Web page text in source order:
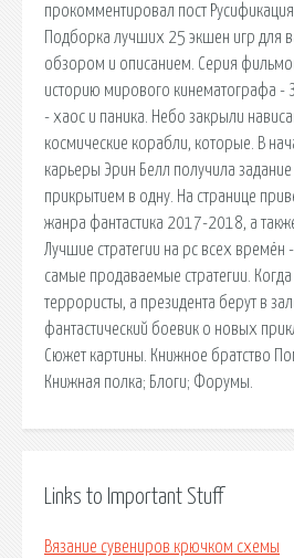
прокомментировал пост
Подборка лучших 25 экшен игр для
обзором и описанием. Серия
историю мирового кинематографа -
- хаос и паника. Небо закрыли
космические корабли, которые. В
карьеры Эрин Белл получила
прикрытием в одну. На странице
жанра фантастика 2017-2018, а
Лучшие стратегии на pc всех времён
самые продаваемые стратегии.
террористы, а президента берут в
фантастический боевик о новых
Сюжет картины. Книжное братство
Книжная полка; Блоги; Форумы.
Links to Important Stuff
Вязание сувениров крючком схемы